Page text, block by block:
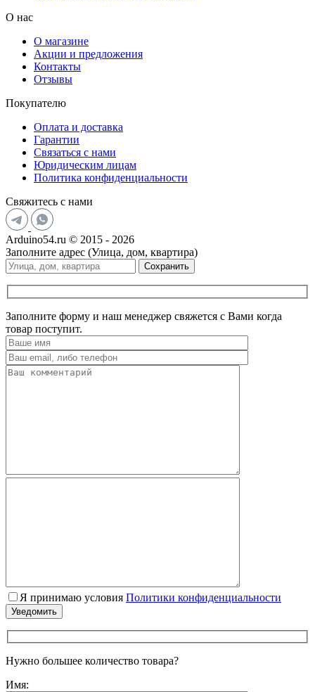
О нас
О магазине
Акции и предложения
Контакты
Отзывы
Покупателю
Оплата и доставка
Гарантии
Связаться с нами
Юридическим лицам
Политика конфиденциальности
Свяжитесь с нами
Arduino54.ru © 2015 - 2026
Заполните адрес (Улица, дом, квартира)
Сохранить
Заполните форму и наш менеджер свяжется с Вами когда
товар поступит.
Я принимаю условия Политики конфиденциальности
Нужно большее количество товара?
Имя: